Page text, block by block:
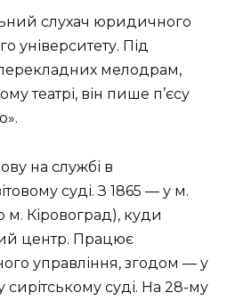
слухач юридичного
університету. Під
мелодрам,
театрі, він пише п’єсу
на службі в
суді. З 1865 — у м.
м. Кіровоград), куди
центр. Працює
управління, згодом — у
суді. На 28-му